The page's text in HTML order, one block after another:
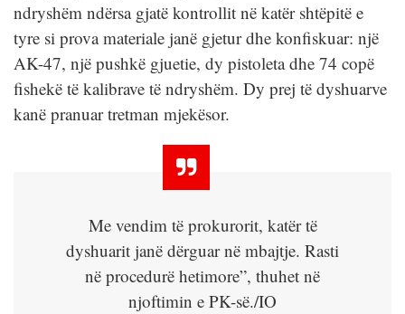
ndryshëm ndërsa gjatë kontrollit në katër shtëpitë e
tyre si prova materiale janë gjetur dhe konfiskuar: një
AK-47, një pushkë gjuetie, dy pistoleta dhe 74 copë
fishekë të kalibrave të ndryshëm. Dy prej të dyshuarve
kanë pranuar tretman mjekësor.
Me vendim të prokurorit, katër të
dyshuarit janë dërguar në mbajtje. Rasti
në procedurë hetimore”, thuhet në
njoftimin e PK-së./IO